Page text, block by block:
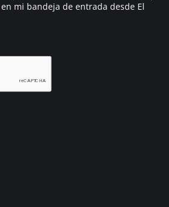
mi bandeja de entrada desde El